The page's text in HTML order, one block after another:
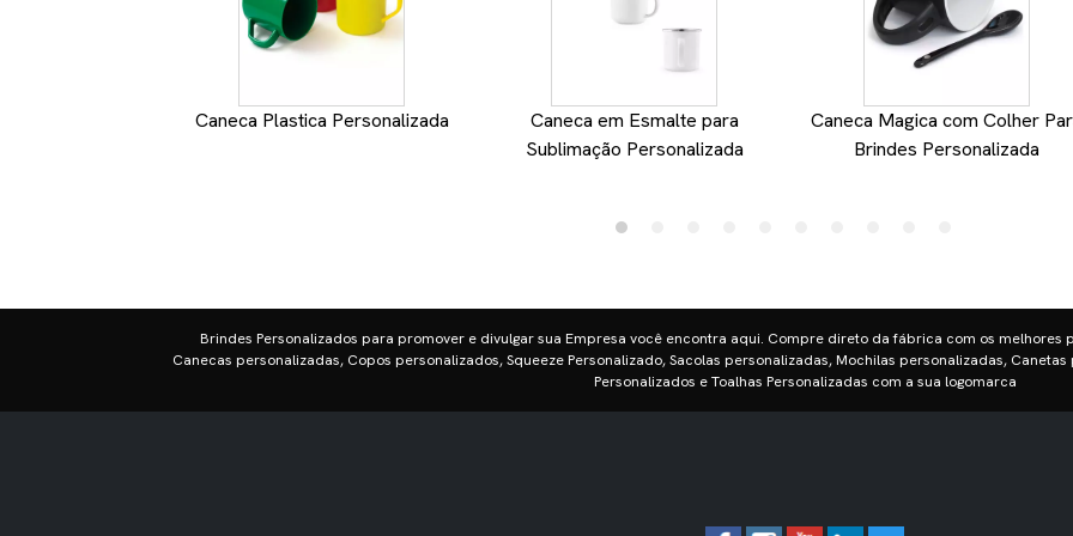
Caneca Plastica Personalizada
Caneca em Esmalte para
Sublimação Personalizada
Caneca Magica com Colher
Brindes Personalizada
Brindes Personalizados para promover e divulgar sua Empresa você encontra aqui. Compre direto da fábrica com os
Canecas personalizadas, Copos personalizados, Squeeze Personalizado, Sacolas personalizadas, Mochilas personalizadas,
Personalizados e Toalhas Personalizadas com a sua logomarca